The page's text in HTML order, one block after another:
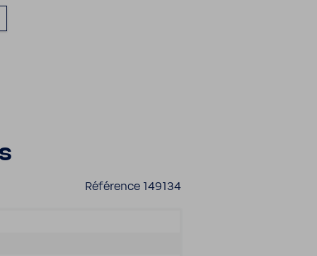
Réfé­rence 149134